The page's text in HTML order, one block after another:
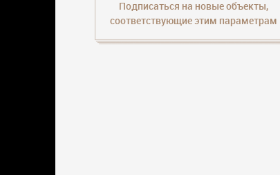
Подписаться на новые объекты,
соответствующие этим параметрам